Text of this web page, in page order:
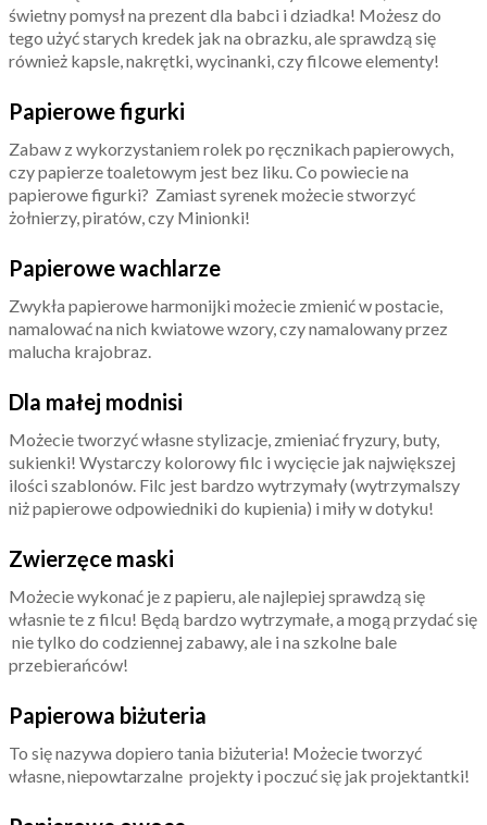
świetny pomysł na prezent dla babci i dziadka! Możesz do
tego użyć starych kredek jak na obrazku, ale sprawdzą się
również kapsle, nakrętki, wycinanki, czy filcowe elementy!
Papierowe figurki
Zabaw z wykorzystaniem rolek po ręcznikach papierowych,
czy papierze toaletowym jest bez liku. Co powiecie na
papierowe figurki? Zamiast syrenek możecie stworzyć
żołnierzy, piratów, czy Minionki!
Papierowe wachlarze
Zwykła papierowe harmonijki możecie zmienić w postacie,
namalować na nich kwiatowe wzory, czy namalowany przez
malucha krajobraz.
Dla małej modnisi
Możecie tworzyć własne stylizacje, zmieniać fryzury, buty,
sukienki! Wystarczy kolorowy filc i wycięcie jak największej
ilości szablonów. Filc jest bardzo wytrzymały (wytrzymalszy
niż papierowe odpowiedniki do kupienia) i miły w dotyku!
Zwierzęce maski
Możecie wykonać je z papieru, ale najlepiej sprawdzą się
własnie te z filcu! Będą bardzo wytrzymałe, a mogą przydać się
nie tylko do codziennej zabawy, ale i na szkolne bale
przebierańców!
Papierowa biżuteria
To się nazywa dopiero tania biżuteria! Możecie tworzyć
własne, niepowtarzalne projekty i poczuć się jak projektantki!